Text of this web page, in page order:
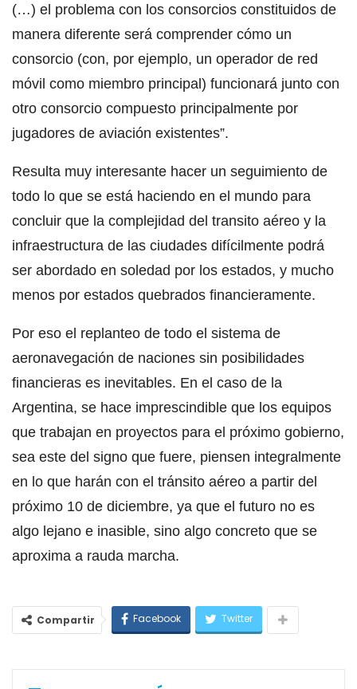
(…) el problema con los consorcios constituidos de
manera diferente será comprender cómo un
consorcio (con, por ejemplo, un operador de red
móvil como miembro principal) funcionará junto con
otro consorcio compuesto principalmente por
jugadores de aviación existentes”.
Resulta muy interesante hacer un seguimiento de
todo lo que se está haciendo en el mundo para
concluir que la complejidad del transito aéreo y la
infraestructura de las ciudades difícilmente podrá
ser abordado en soledad por los estados, y mucho
menos por estados quebrados financieramente.
Por eso el replanteo de todo el sistema de
aeronavegación de naciones sin posibilidades
financieras es inevitables. En el caso de la
Argentina, se hace imprescindible que los equipos
que trabajan en proyectos para el próximo gobierno,
sea este del signo que fuere, piensen integralmente
en lo que harán con el tránsito aéreo a partir del
próximo 10 de diciembre, ya que el futuro no es
algo lejano e inasible, sino algo concreto que se
aproxima a rauda marcha.
Compartir Facebook Twitter